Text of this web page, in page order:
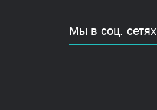
Мы в соц. сетях